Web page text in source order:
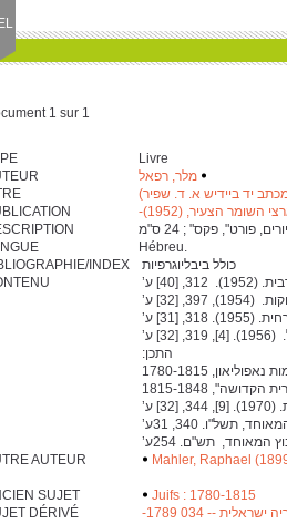
1 sur 1
Livre
מלר, רפאל
יד ביידיש א. ד. שפיר)
הצעיר, (1952)-
Hébreu.
INDEX
AUTEUR Mahler, Raphael
SUJET
Juifs : 1780-1815
DÉRIVÉ
-- 034 1789-